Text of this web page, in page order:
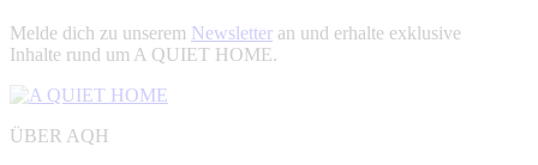
Melde dich zu unserem Newsletter an und erhalte exklusive
Inhalte rund um A QUIET HOME.
ÜBER AQH